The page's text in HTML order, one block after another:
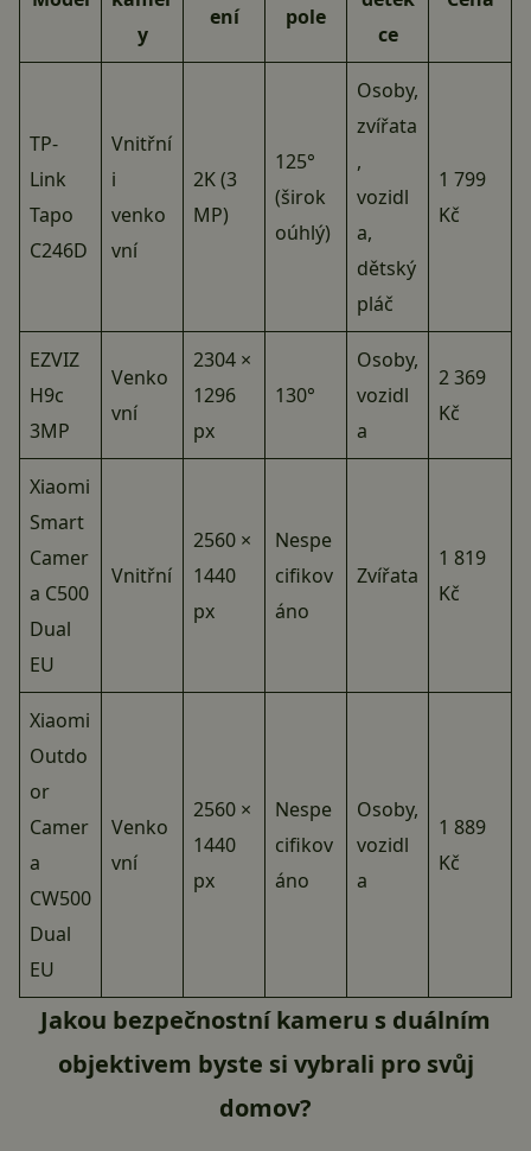
y
ení pole
ce
TP-
Link
Tapo
C246D
Vnitřní
i
venko
vní
2K (3
MP)
125°
(širok
oúhlý)
Osoby,
zvířata
,
vozidl
a,
dětský
pláč
1 799
Kč
EZVIZ
H9c
3MP
Venko
vní
2304 ×
1296
px
130°
Osoby,
vozidl
a
2 369
Kč
Xiaomi
Smart
Camer
a C500
Dual
EU
Vnitřní
2560 ×
1440
px
Nespe
cifikov
áno
Zvířata
1 819
Kč
Xiaomi
Outdo
or
Camer
a
CW500
Dual
EU
Venko
vní
2560 ×
1440
px
Nespe
cifikov
áno
Osoby,
vozidl
a
1 889
Kč
Jakou bezpečnostní kameru s duálním
objektivem byste si vybrali pro svůj
domov?